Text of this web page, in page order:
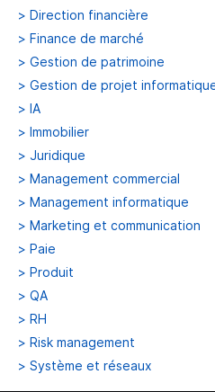
> Direction financière
> Finance de marché
> Gestion de patrimoine
> Gestion de projet
> IA
> Immobilier
> Juridique
> Management commercial
> Management informatique
> Marketing et communication
> Paie
> Produit
> QA
> RH
> Risk management
> Système et réseaux